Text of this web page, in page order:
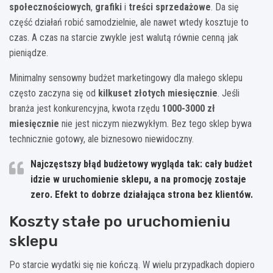
społecznościowych, grafiki i treści sprzedażowe. Da się
część działań robić samodzielnie, ale nawet wtedy kosztuje to
czas. A czas na starcie zwykle jest walutą równie cenną jak
pieniądze.
Minimalny sensowny budżet marketingowy dla małego sklepu
często zaczyna się od kilkuset złotych miesięcznie. Jeśli
branża jest konkurencyjna, kwota rzędu 1000-3000 zł
miesięcznie nie jest niczym niezwykłym. Bez tego sklep bywa
technicznie gotowy, ale biznesowo niewidoczny.
Najczęstszy błąd budżetowy wygląda tak: cały budżet
idzie w uruchomienie sklepu, a na promocję zostaje
zero. Efekt to dobrze działająca strona bez klientów.
Koszty stałe po uruchomieniu
sklepu
Po starcie wydatki się nie kończą. W wielu przypadkach dopiero